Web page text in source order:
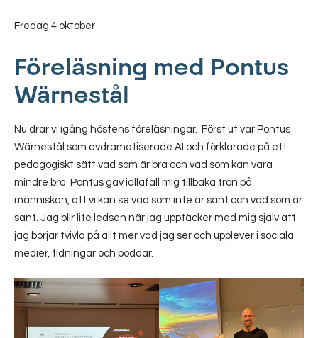
Fredag 4 oktober
Föreläsning med Pontus
Wärnestål
Nu drar vi igång höstens föreläsningar. Först ut var Pontus
Wärnestål som avdramatiserade AI och förklarade på ett
pedagogiskt sätt vad som är bra och vad som kan vara
mindre bra. Pontus gav iallafall mig tillbaka tron på
människan, att vi kan se vad som inte är sant och vad som är
sant. Jag blir lite ledsen när jag upptäcker med mig själv att
jag börjar tvivla på allt mer vad jag ser och upplever i sociala
medier, tidningar och poddar.